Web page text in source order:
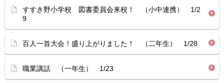
すすき野小学校 図書委員会来校！ （小中連携） 1/2
9
百人一首大会！盛り上がりました！ （二年生） 1/28
職業講話 （一年生） 1/23